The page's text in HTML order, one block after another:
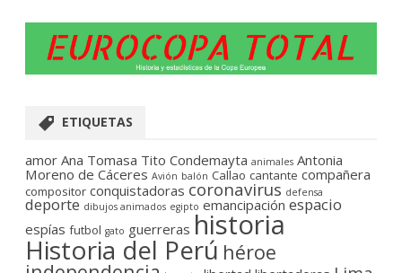
ETIQUETAS
amor Ana Tomasa Tito Condemayta animales Antonia
Moreno de Cáceres Avión balón Callao cantante compañera
compositor conquistadoras coronavirus defensa
deporte dibujos animados egipto emancipación espacio
espías futbol gato guerreras historia
Historia del Perú héroe